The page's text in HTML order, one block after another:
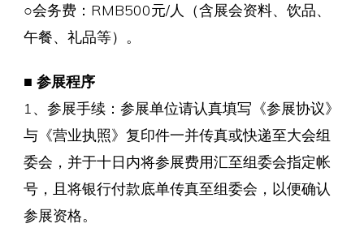
○会务费：RMB500元/人（含展会资料、饮品、
午餐、礼品等）。
■ 参展程序
1、参展手续：参展单位请认真填写《参展协议》
与《营业执照》复印件一并传真或快递至大会组
委会，并于十日内将参展费用汇至组委会指定帐
号，且将银行付款底单传真至组委会，以便确认
参展资格。